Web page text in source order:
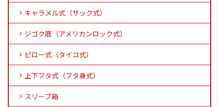
キャラメル式（サック式）
ジゴク底（アメリカンロック式）
ピロー式（タイコ式）
上下フタ式（フタ身式）
スリーブ箱